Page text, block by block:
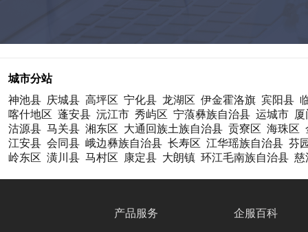
城市分站
神池县 庆城县 高坪区 宁化县 龙湖区 伊金霍洛旗 宾阳县
喀什地区 蓬安县 沅江市 秀屿区 宁蒗彝族自治县 运城市
沽源县 马关县 湘东区 大通回族土族自治县 贡寮区 海珠区
江安县 会同县 峨边彝族自治县 长寿区 江华瑶族自治县 芬
岭东区 潢川县 马村区 康定县 大朗镇 环江毛南族自治县 慈
产品服务 企服百科